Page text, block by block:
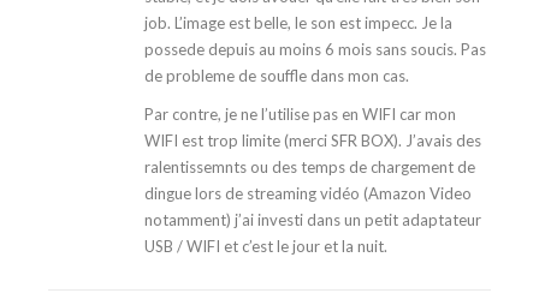
job. L’image est belle, le son est impecc. Je la
possede depuis au moins 6 mois sans soucis. Pas
de probleme de souffle dans mon cas.
Par contre, je ne l’utilise pas en WIFI car mon
WIFI est trop limite (merci SFR BOX). J’avais des
ralentissemnts ou des temps de chargement de
dingue lors de streaming vidéo (Amazon Video
notamment) j’ai investi dans un petit adaptateur
USB / WIFI et c’est le jour et la nuit.